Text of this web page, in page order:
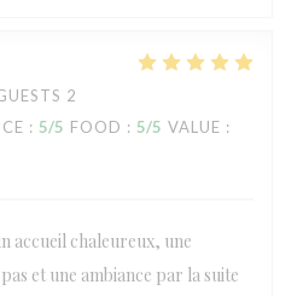
2
: 5/5 FOOD : 5/5 VALUE :
accueil chaleureux, une
et une ambiance par la suite